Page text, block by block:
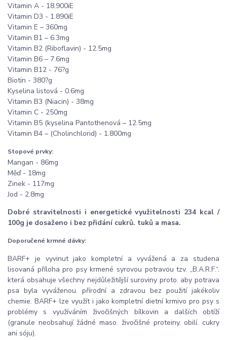
Vitamin A - 18.900iE
Vitamin D3 - 1.890iE
Vitamin E – 360mg
Vitamin B1 – 6.3mg
Vitamin B2 (Riboflavin) - 12.5mg
Vitamin B6 – 7.6mg
Vitamin B12 - 76?g
Biotin - 380?g
Kyselina listová - 0.6mg
Vitamin B3 (Niacin) - 38mg
Vitamin C - 250mg
Vitamin B5 (kyselina Pantothenová – 12.5mg
Vitamin B4 – (Cholinchlorid) - 1.800mg
Stopové prvky:
Mangan - 86mg
Měď - 18mg
Zinek - 117mg
Jod - 2.8mg
Dobré stravitelnosti i energetické využitelnosti 234 kcal /
100g je dosaženo i bez přidání cukrů. tuků a masa.
Doporučené krmné dávky:
BARF+ je vyvinut jako kompletní a vyvážená a za studena
lisovaná příloha pro psy krmené syrovou potravou tzv. „B.A.R.F.“.
která obsahuje všechny nejdůležitější suroviny proto. aby potrava
psa byla vyváženou. přírodní a zdravou bez použití jakékoliv
chemie. BARF+ lze využít i jako kompletní dietní krmivo pro psy s
problémy s využíváním živočišných bílkovin a dalších obtíží
(granule neobsahují žádné maso. živočišné proteiny. obilí. cukry
ani sóju).